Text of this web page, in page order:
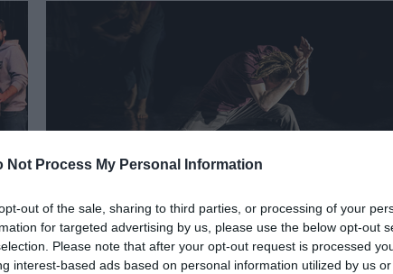
Not Process My Personal Information
out of the sale, sharing to third parties, or processing of your
for targeted advertising by us, please use the below opt-out
Please note that after your opt-out request is processed
interest-based ads based on personal information utilized by us
Színházban
A háromnapos Gangaray fesztivállal indul a
a rákövetkező héten három tánc-, majd egy